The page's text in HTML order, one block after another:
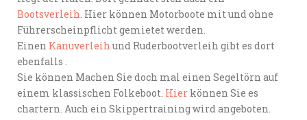
Bootsverleih . Hier können Motorboote mit und ohne
Führerscheinpflicht gemietet werden.
Einen Kanuverleih und Ruderbootverleih gibt es dort
ebenfalls .
Sie können Machen Sie doch mal einen Segeltörn auf
einem klassischen Folkeboot. Hier können Sie es
chartern. Auch ein Skippertraining wird angeboten.